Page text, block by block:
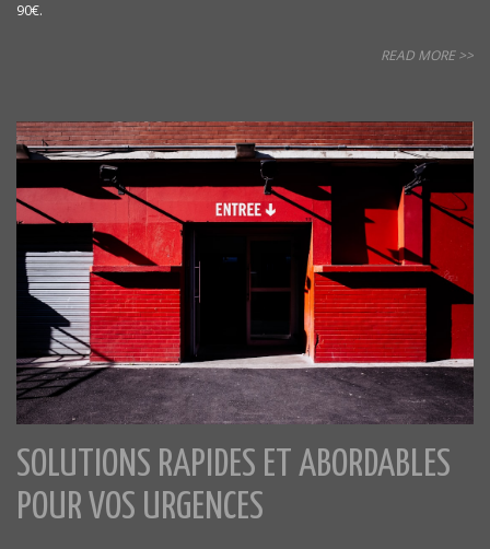
90€.
READ MORE >>
SOLUTIONS RAPIDES ET ABORDABLES
POUR VOS URGENCES